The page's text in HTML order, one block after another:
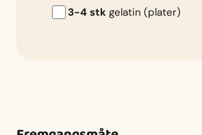
3-4 stk gelatin (plater)